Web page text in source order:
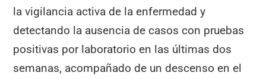
la vigilancia activa de la enfermedad y
detectando la ausencia de casos con pruebas
positivas por laboratorio en las últimas dos
semanas, acompañado de un descenso en el